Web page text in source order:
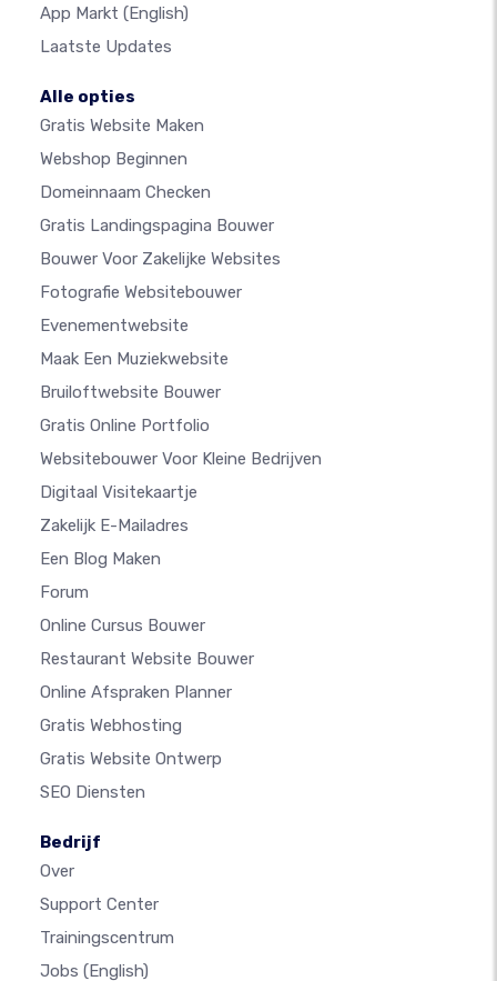
App Markt (English)
Laatste Updates
Alle opties
Gratis Website Maken
Webshop Beginnen
Domeinnaam Checken
Gratis Landingspagina Bouwer
Bouwer Voor Zakelijke Websites
Fotografie Websitebouwer
Evenementwebsite
Maak Een Muziekwebsite
Bruiloftwebsite Bouwer
Gratis Online Portfolio
Websitebouwer Voor Kleine Bedrijven
Digitaal Visitekaartje
Zakelijk E-Mailadres
Een Blog Maken
Forum
Online Cursus Bouwer
Restaurant Website Bouwer
Online Afspraken Planner
Gratis Webhosting
Gratis Website Ontwerp
SEO Diensten
Bedrijf
Over
Support Center
Trainingscentrum
Jobs (English)